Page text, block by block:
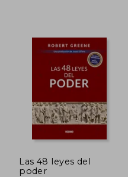
dcto. 28,93 €
Las 48 leyes del
poder